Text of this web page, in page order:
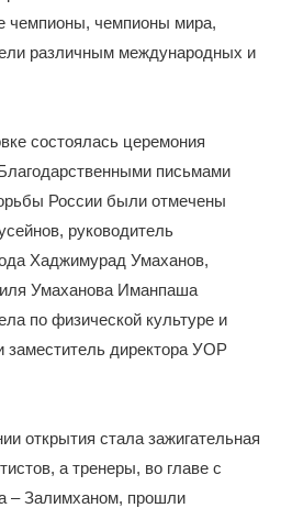
чемпионы, чемпионы мира,
различным международных и
состоялась церемония
письмами
России были отмечены
руководитель
Хаджимурад Умаханов,
Умаханова Иманпаша
по физической культуре и
заместитель директора УОР
открытия стала зажигательная
а тренеры, во главе с
– Залимханом, прошли